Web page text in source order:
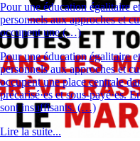
Pour une éducation égalitaire
personnels aux approches et
occupent une (…)
Pour une éducation égalitaire
personnels aux approches et
occupent une place centrale
précarisé·es et sous-payé·es.
sont insuffisants. (…)
Lire la suite...